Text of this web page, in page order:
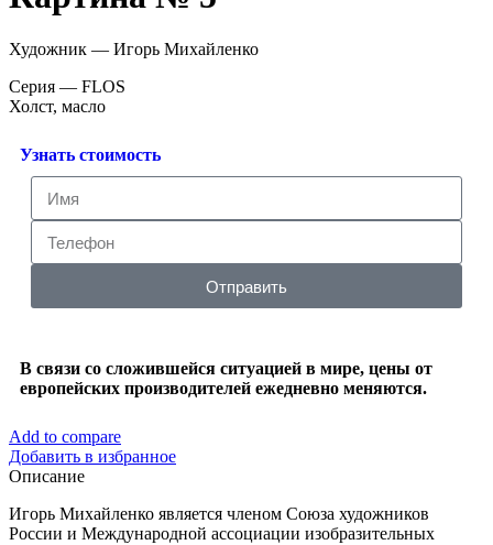
Художник — Игорь Михайленко
Серия — FLOS
Холст, масло
Узнать стоимость
Отправить
В связи со сложившейся ситуацией в мире, цены от
европейских производителей ежедневно меняются.
Add to compare
Добавить в избранное
Описание
Игорь Михайленко является членом Союза художников
России и Международной ассоциации изобразительных